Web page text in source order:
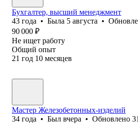
Бухгалтер, высший менеджмент
43 года • Была 5 августа •
90 000 ₽
Не ищет работу
Общий опыт
21 год 10 месяцев
Мастер Железобетонных-изделий
34 года • Был вчера • Обновлено